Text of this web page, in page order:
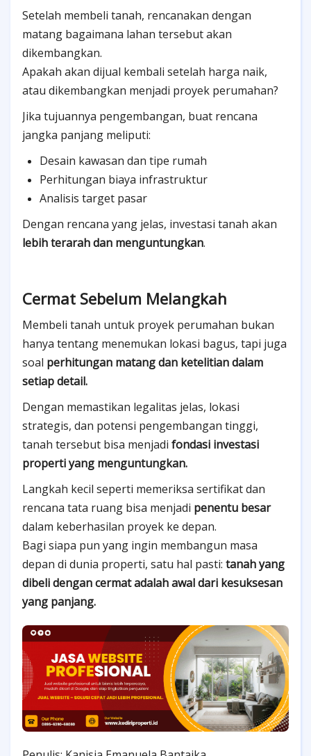
Setelah membeli tanah, rencanakan dengan
matang bagaimana lahan tersebut akan
dikembangkan.
Apakah akan dijual kembali setelah harga naik,
atau dikembangkan menjadi proyek perumahan?
Jika tujuannya pengembangan, buat rencana
jangka panjang meliputi:
Desain kawasan dan tipe rumah
Perhitungan biaya infrastruktur
Analisis target pasar
Dengan rencana yang jelas, investasi tanah akan
lebih terarah dan menguntungkan.
Cermat Sebelum Melangkah
Membeli tanah untuk proyek perumahan bukan
hanya tentang menemukan lokasi bagus, tapi juga
soal perhitungan matang dan ketelitian dalam
setiap detail.
Dengan memastikan legalitas jelas, lokasi
strategis, dan potensi pengembangan tinggi,
tanah tersebut bisa menjadi fondasi investasi
properti yang menguntungkan.
Langkah kecil seperti memeriksa sertifikat dan
rencana tata ruang bisa menjadi penentu besar
dalam keberhasilan proyek ke depan.
Bagi siapa pun yang ingin membangun masa
depan di dunia properti, satu hal pasti: tanah yang
dibeli dengan cermat adalah awal dari kesuksesan
yang panjang.